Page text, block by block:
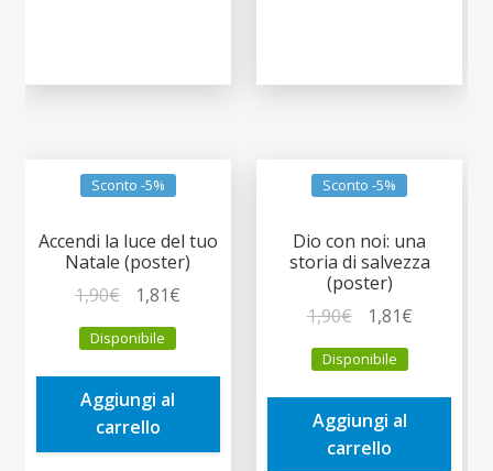
Sconto -5%
Accendi la luce del tuo
Natale (poster)
1,90€
prezzo
originale
era:
1,90€.
1,81€
è:
Disponibile
Aggiungi al
carrello
Sconto -5%
Dio con noi: una
storia di salvezza
(poster)
1,90€
prezzo
originale
era:
1,90€.
1,81€Il
è:
Disponibile
Aggiungi al
carrello